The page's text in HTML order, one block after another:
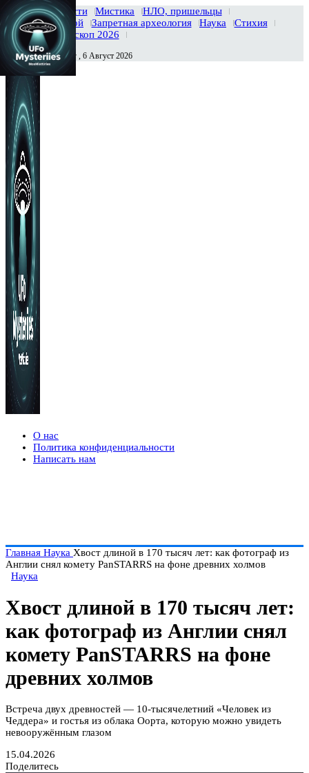
Главная Новости Мистика
НЛО, пришельцы
Тайны вселенной
Запретная археология Наука
Стихия
История
Гороскоп 2026
Сегодня Четверг , 6 Август 2026
О нас
Политика конфиденциальности
Написать нам
Главная Наука Хвост длиной в 170 тысяч лет: как фотограф из
Англии снял комету PanSTARRS на фоне древних холмов
Наука
Хвост длиной в 170 тысяч лет:
как фотограф из Англии снял
комету PanSTARRS на фоне
древних холмов
Встреча двух древностей — 10-тысячелетний «Человек из
Чеддера» и гостья из облака Оорта, которую можно увидеть
невооружённым глазом
15.04.2026
Поделитесь